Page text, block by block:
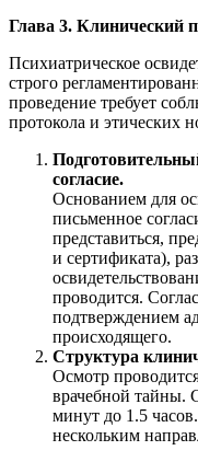
Глава 3. Клинический
Психиатрическое
строго
проведение требует
протокола и этических
согласие.
Основанием для
письменное
представиться,
и сертификата),
проводится.
подтверждением
происходящего.
Структура
Осмотр
врачебной тайны.
минут до 1.5
нескольким